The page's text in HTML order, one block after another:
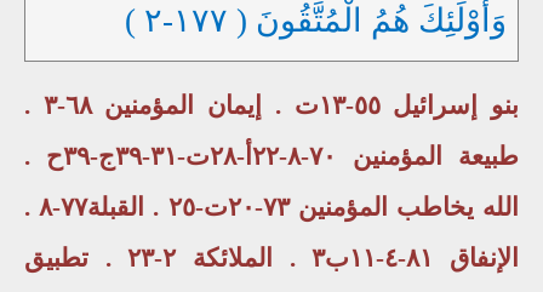
وَأُوْلَئِكَ هُمُ الْمُتَّقُونَ ( ١٧٧-٢ )
بنو إسرائيل ٥٥-١٣ت . إيمان المؤمنين ٦٨-٣ .
طبيعة المؤمنين ٧٠-٨-٢٢أ-٢٨ت-٣١-٣٩ج-٣٩ح .
الله يخاطب المؤمنين ٧٣-٢٠ت-٢٥ . القبلة٧٧-٨ .
الإنفاق ٨١-٤-١١ب٣ . الملائكة ٢-٢٣ . تطبيق